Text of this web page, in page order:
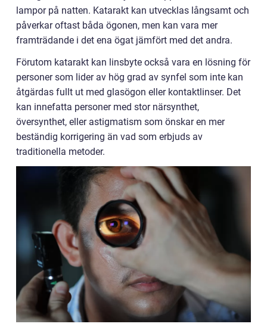
lampor på natten. Katarakt kan utvecklas långsamt och
påverkar oftast båda ögonen, men kan vara mer
framträdande i det ena ögat jämfört med det andra.
Förutom katarakt kan linsbyte också vara en lösning för
personer som lider av hög grad av synfel som inte kan
åtgärdas fullt ut med glasögon eller kontaktlinser. Det
kan innefatta personer med stor närsynthet,
översynthet, eller astigmatism som önskar en mer
beständig korrigering än vad som erbjuds av
traditionella metoder.